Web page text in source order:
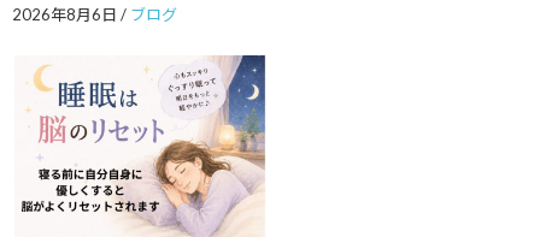
2025年12月
2025年10月
2025年9月
2025年8月
2026年8月6日 / ブログ